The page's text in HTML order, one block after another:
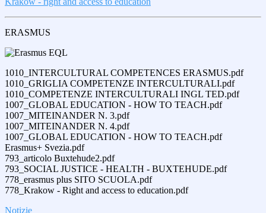
ERASMUS
1010_INTERCULTURAL COMPETENCES ERASMUS.pdf
1010_GRIGLIA COMPETENZE INTERCULTURALI.pdf
1010_COMPETENZE INTERCULTURALI INGL TED.pdf
1007_GLOBAL EDUCATION - HOW TO TEACH.pdf
1007_MITEINANDER N. 3.pdf
1007_MITEINANDER N. 4.pdf
1007_GLOBAL EDUCATION - HOW TO TEACH.pdf
Erasmus+ Svezia.pdf
793_articolo Buxtehude2.pdf
793_SOCIAL JUSTICE - HEALTH - BUXTEHUDE.pdf
778_erasmus plus SITO SCUOLA.pdf
778_Krakow - Right and access to education.pdf
Notizie